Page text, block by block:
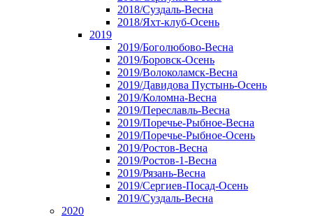
2018/Суздаль-Весна
2018/Яхт-клуб-Осень
2019
2019/Боголюбово-Весна
2019/Боровск-Осень
2019/Волоколамск-Весна
2019/Давидова Пустынь-Осень
2019/Коломна-Весна
2019/Переславль-Весна
2019/Поречье-Рыбное-Весна
2019/Поречье-Рыбное-Осень
2019/Ростов-Весна
2019/Ростов-1-Весна
2019/Рязань-Весна
2019/Сергиев-Посад-Осень
2019/Суздаль-Весна
2020